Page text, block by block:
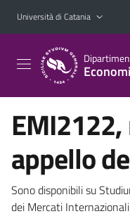
Vai al contenuto principale
Vai al menu di navigazione
Università di Catania
appello
Sono disponibili su
dei Mercati